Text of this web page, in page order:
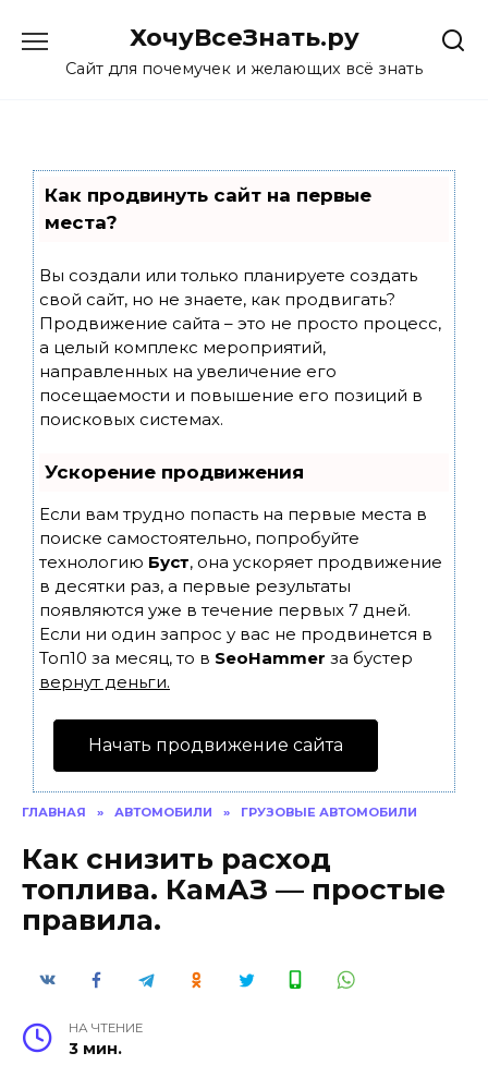
content
ХочуВсеЗнать.ру
Сайт для почемучек и желающих всё знать
Как продвинуть сайт на первые
места?
Вы создали или только планируете создать
свой сайт, но не знаете, как продвигать?
Продвижение сайта – это не просто процесс,
а целый комплекс мероприятий,
направленных на увеличение его
посещаемости и повышение его позиций в
поисковых системах.
Ускорение продвижения
Если вам трудно попасть на первые места в
поиске самостоятельно, попробуйте
технологию Буст, она ускоряет продвижение
в десятки раз, а первые результаты
появляются уже в течение первых 7 дней.
Если ни один запрос у вас не продвинется в
Топ10 за месяц, то в SeoHammer за бустер
вернут деньги.
Начать продвижение сайта
ГЛАВНАЯ » АВТОМОБИЛИ » ГРУЗОВЫЕ АВТОМОБИЛИ
Как снизить расход
топлива. КамАЗ — простые
правила.
НА ЧТЕНИЕ
3 мин.